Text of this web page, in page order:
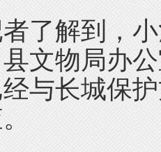
解到，小
文物局办
与长城保